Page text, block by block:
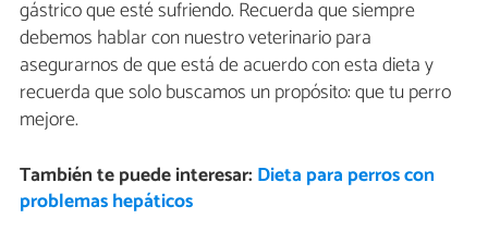
gástrico que esté sufriendo. Recuerda que siempre
debemos hablar con nuestro veterinario para
asegurarnos de que está de acuerdo con esta dieta y
recuerda que solo buscamos un propósito: que tu perro
mejore.
También te puede interesar: Dieta para perros con
problemas hepáticos